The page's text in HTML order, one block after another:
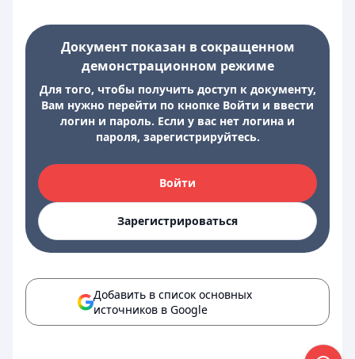
Документ показан в сокращенном
демонстрационном режиме
Для того, чтобы получить доступ к документу,
Вам нужно перейти по кнопке Войти и ввести
логин и пароль. Если у вас нет логина и
пароля, зарегистрируйтесь.
Войти
Зарегистрироваться
Добавить в список основных
источников в Google